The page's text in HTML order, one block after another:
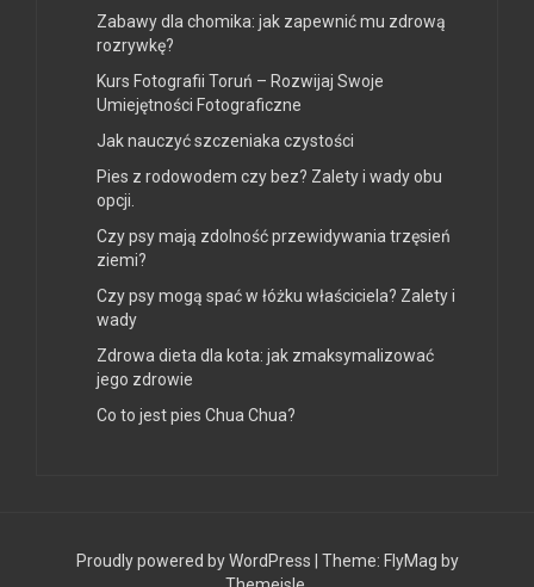
Zabawy dla chomika: jak zapewnić mu zdrową
rozrywkę?
Kurs Fotografii Toruń – Rozwijaj Swoje
Umiejętności Fotograficzne
Jak nauczyć szczeniaka czystości
Pies z rodowodem czy bez? Zalety i wady obu
opcji.
Czy psy mają zdolność przewidywania trzęsień
ziemi?
Czy psy mogą spać w łóżku właściciela? Zalety i
wady
Zdrowa dieta dla kota: jak zmaksymalizować
jego zdrowie
Co to jest pies Chua Chua?
Proudly powered by WordPress Theme: FlyMag by